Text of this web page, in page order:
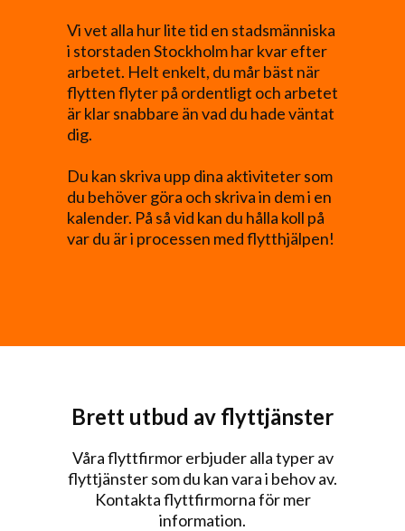
Vi vet alla hur lite tid en stadsmänniska
i storstaden Stockholm har kvar efter
arbetet. Helt enkelt, du mår bäst när
flytten flyter på ordentligt och arbetet
är klar snabbare än vad du hade väntat
dig.
Du kan skriva upp dina aktiviteter som
du behöver göra och skriva in dem i en
kalender. På så vid kan du hålla koll på
var du är i processen med flytthjälpen!
Brett utbud av flyttjänster
Våra flyttfirmor erbjuder alla typer av
flyttjänster som du kan vara i behov av.
Kontakta flyttfirmorna för mer
information.